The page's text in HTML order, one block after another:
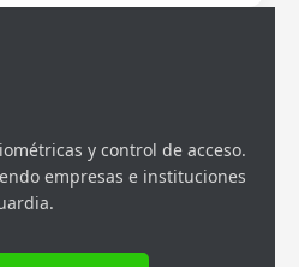
y control de acceso.
empresas e instituciones